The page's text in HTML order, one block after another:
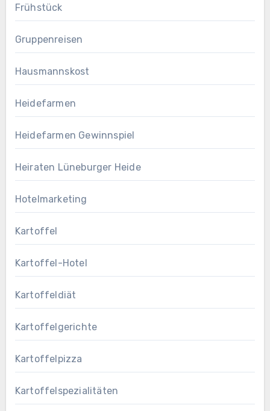
Frühstück
Gruppenreisen
Hausmannskost
Heidefarmen
Heidefarmen Gewinnspiel
Heiraten Lüneburger Heide
Hotelmarketing
Kartoffel
Kartoffel-Hotel
Kartoffeldiät
Kartoffelgerichte
Kartoffelpizza
Kartoffelspezialitäten